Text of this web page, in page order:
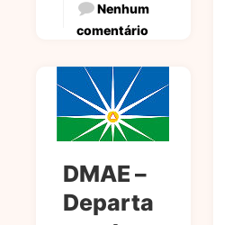
Nenhum
comentário
DMAE –
Departa